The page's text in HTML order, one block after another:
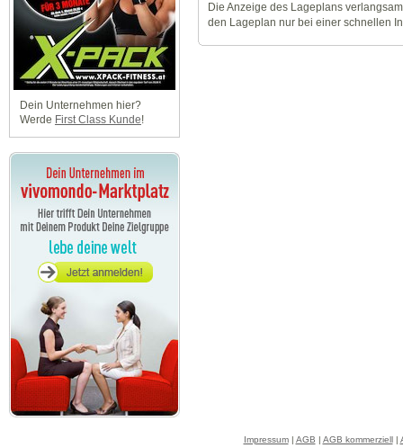
Dein Unternehmen hier?
Werde First Class Kunde!
Die Anzeige des Lageplans
den Lageplan nur bei einer schnellen
Impressum| AGB | AGB kommerziell|